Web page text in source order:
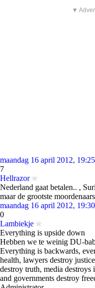
▼
maandag 16 april 2012,
7
Hellrazor
Nederland gaat betalen.. ,
maar de grootste
maandag 16 april 2012,
0
Lambiekje
Everything is upside down
Hebben we te weinig DU-
Everything is backwards,
health, lawyers destroy
destroy truth, media
and governments destroy